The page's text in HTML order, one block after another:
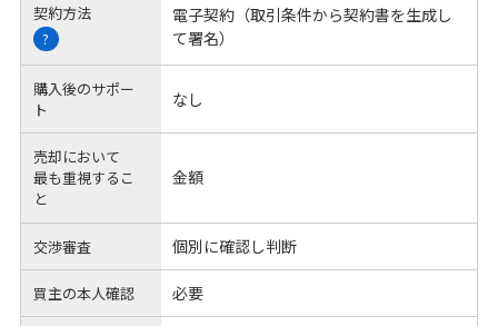
契約方法
?
電子契約（取引条件から契約書を生成し
て署名）
購入後のサポー
ト
なし
売却において
最も重視するこ
と
金額
交渉審査 個別に確認し判断
買主の本人確認 必要